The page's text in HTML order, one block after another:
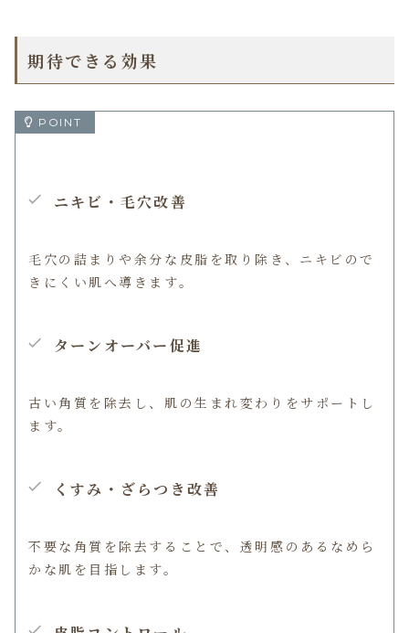
期待できる効果
ニキビ・毛穴改善
毛穴の詰まりや余分な皮脂を取り除き、ニキビので
きにくい肌へ導きます。
ターンオーバー促進
古い角質を除去し、肌の生まれ変わりをサポートし
ます。
くすみ・ざらつき改善
不要な角質を除去することで、透明感のあるなめら
かな肌を目指します。